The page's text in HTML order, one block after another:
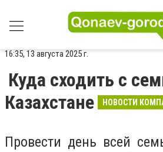
16:35, 13 августа 2025 г.
Куда сходить с
Казахстане
НОВОСТИ
Провести день всей